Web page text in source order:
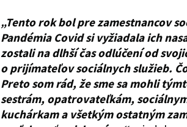
„Tento rok bol pre zamestnancov
Pandémia Covid si vyžiadala ich
zostali na dlhší čas odlúčení od
o prijímateľov sociálnych služieb.
Preto som rád, že sme sa mohli
sestrám, opatrovateľkám,
kuchárkam a všetkým ostatným